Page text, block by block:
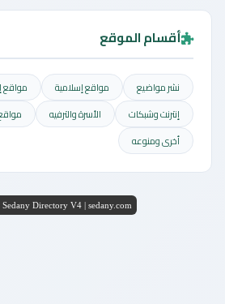
أقسام الموقع
نشر مواضيع مواقع إسلامية مواقع
إنترنت وشبكات
الأسرة والترفيه
أخرى ومنوعه
Directory V4 | sedany.com